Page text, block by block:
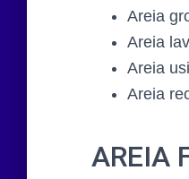
Areia
Areia
Areia
Areia
AREIA